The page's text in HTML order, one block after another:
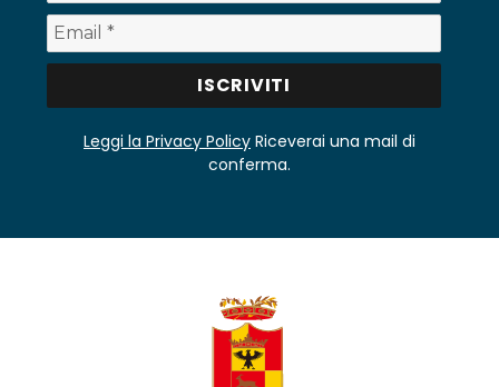
Leggi la Privacy Policy Riceverai una mail di
conferma.